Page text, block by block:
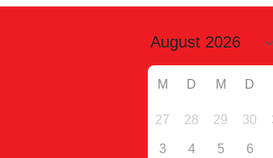
M D M D
27 28 29 30
3 4 5 6